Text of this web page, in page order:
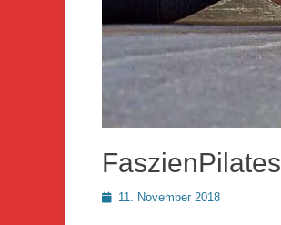
FaszienPilates
Posted11. November 2018